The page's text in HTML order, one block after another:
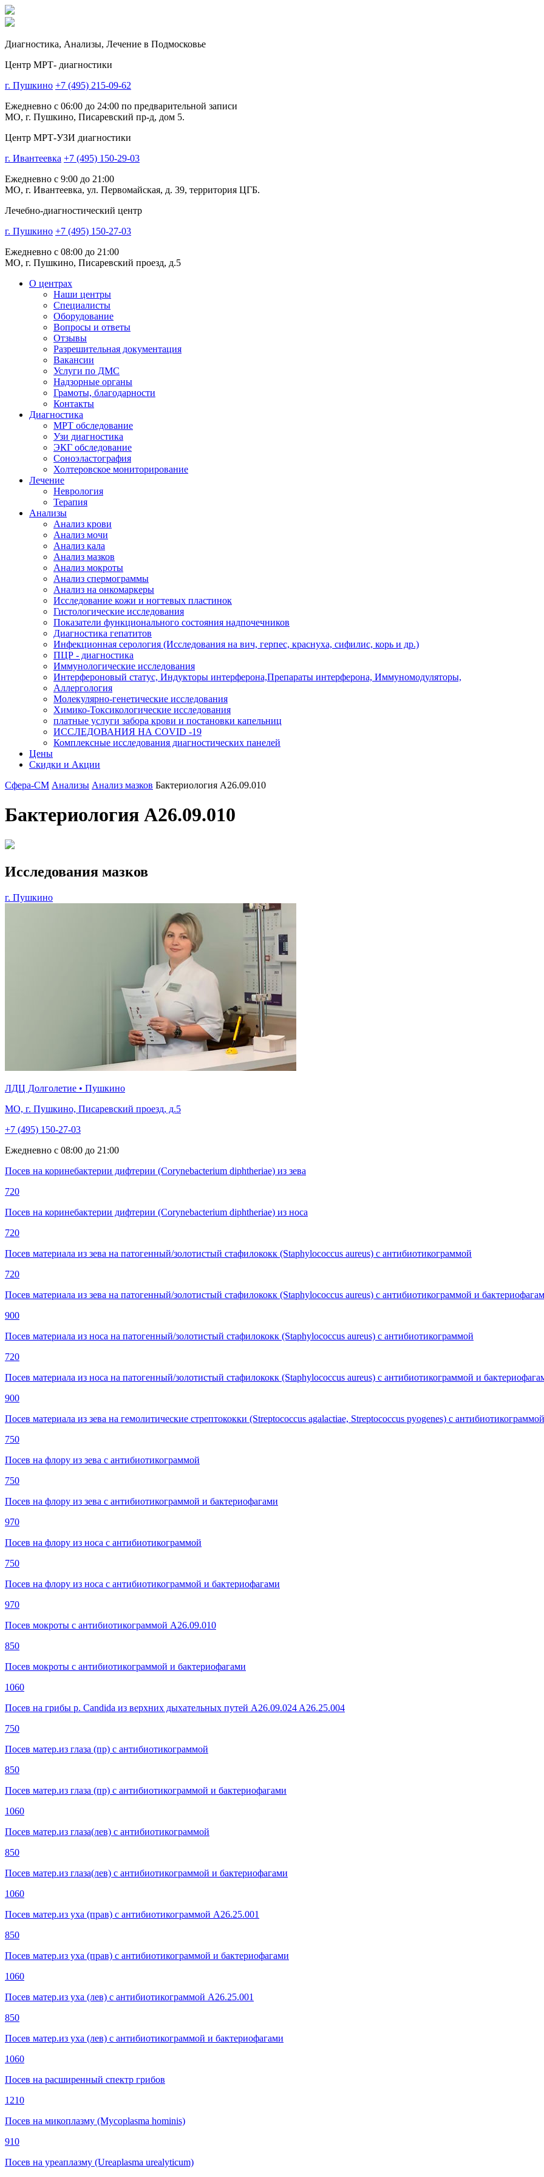
Диагностика, Анализы, Лечение в Подмосковье
Центр МРТ- диагностики
г. Пушкино +7 (495) 215-09-62
Ежедневно с 06:00 до 24:00 по предварительной записи
МО, г. Пушкино, Писаревский пр-д, дом 5.
Центр МРТ-УЗИ диагностики
г. Ивантеевка +7 (495) 150-29-03
Ежедневно с 9:00 до 21:00
МО, г. Ивантеевка, ул. Первомайская, д. 39, территория ЦГБ.
Лечебно-диагностический центр
г. Пушкино +7 (495) 150-27-03
Ежедневно с 08:00 до 21:00
МО, г. Пушкино, Писаревский проезд, д.5
О центрах
Наши центры
Специалисты
Оборудование
Вопросы и ответы
Отзывы
Разрешительная документация
Вакансии
Услуги по ДМС
Надзорные органы
Грамоты, благодарности
Контакты
Диагностика
МРТ обследование
Узи диагностика
ЭКГ обследование
Соноэластография
Холтеровское мониторирование
Лечение
Неврология
Терапия
Анализы
Анализ крови
Анализ мочи
Анализ кала
Анализ мазков
Анализ мокроты
Анализ спермограммы
Анализ на онкомаркеры
Исследование кожи и ногтевых пластинок
Гистологические исследования
Показатели функционального состояния надпочечников
Диагностика гепатитов
Инфекционная серология (Исследования на вич, герпес, краснуха, сифилис, корь и др.)
ПЦР - диагностика
Иммунологические исследования
Интерфероновый статус, Индукторы интерферона,Препараты интерферона, Иммуномодуляторы,
Аллергология
Молекулярно-генетические исследования
Химико-Токсикологические исследования
платные услуги забора крови и постановки капельниц
ИССЛЕДОВАНИЯ НА COVID -19
Комплексные исследования диагностических панелей
Цены
Скидки и Акции
Сфера-СМ Анализы Анализ мазков Бактериология A26.09.010
Бактериология A26.09.010
Исследования мазков
г. Пушкино
ЛДЦ Долголетие • Пушкино
МО, г. Пушкино, Писаревский проезд, д.5
+7 (495) 150-27-03
Ежедневно с 08:00 до 21:00
Посев на коринебактерии дифтерии (Сorynebacterium diphtheriae) из зева
720
Посев на коринебактерии дифтерии (Сorynebacterium diphtheriae) из носа
720
Посев материала из зева на патогенный/золотистый стафилококк (Staphylococcus aureus) с антибиотикограммой
720
Посев материала из зева на патогенный/золотистый стафилококк (Staphylococcus aureus) с антибиотикограммой и
900
Посев материала из носа на патогенный/золотистый стафилококк (Staphylococcus aureus) с антибиотикограммой
720
Посев материала из носа на патогенный/золотистый стафилококк (Staphylococcus aureus) с антибиотикограммой и
900
Посев материала из зева на гемолитические стрептококки (Streptococcus agalactiae, Streptococcus pyogenes) с антибиотикограммой
750
Посев на флору из зева с антибиотикограммой
750
Посев на флору из зева с антибиотикограммой и бактериофагами
970
Посев на флору из носа с антибиотикограммой
750
Посев на флору из носа с антибиотикограммой и бактериофагами
970
Посев мокроты с антибиотикограммой A26.09.010
850
Посев мокроты с антибиотикограммой и бактериофагами
1060
Посев на грибы р. Candida из верхних дыхательных путей A26.09.024 A26.25.004
750
Посев матер.из глаза (пр) с антибиотикограммой
850
Посев матер.из глаза (пр) с антибиотикограммой и бактериофагами
1060
Посев матер.из глаза(лев) с антибиотикограммой
850
Посев матер.из глаза(лев) с антибиотикограммой и бактериофагами
1060
Посев матер.из уха (прав) с антибиотикограммой A26.25.001
850
Посев матер.из уха (прав) с антибиотикограммой и бактериофагами
1060
Посев матер.из уха (лев) с антибиотикограммой A26.25.001
850
Посев матер.из уха (лев) с антибиотикограммой и бактериофагами
1060
Посев на расширенный спектр грибов
1210
Посев на микоплазму (Mycoplasma hominis)
910
Посев на уреаплазму (Ureaplasma urealyticum)